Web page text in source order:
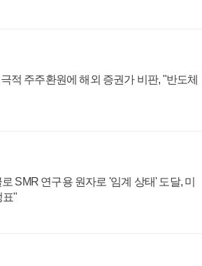
적 주주환원에 해외 증권가 비판, "반도체
SMR 연구용 원자로 '임계 상태' 도달, 미
표"